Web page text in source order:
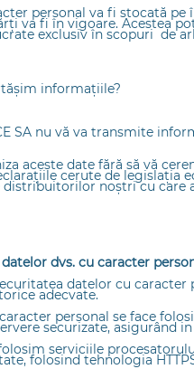
personal va fi stocată
va fi în vigoare. Acestea
exclusiv în scopuri de
informațiile?
SA nu vă va transmite
aceste date fără să vă
cerute de legislaţia
noştri cu care
dvs. cu caracter
datelor cu
adecvate.
personal se face
securizate, asigurând
serviciile
folosind tehnologia